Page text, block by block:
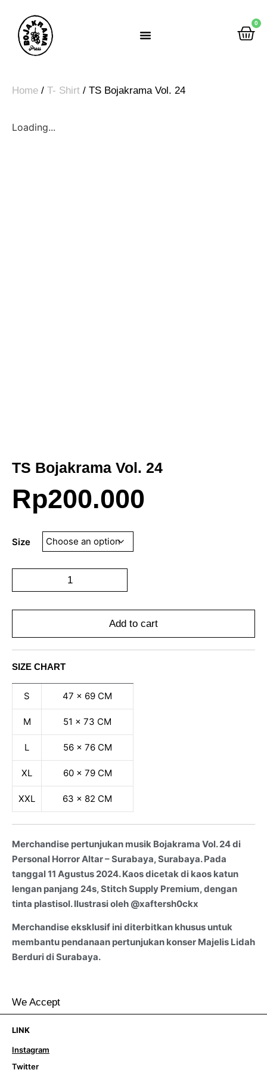
0
Home / T- Shirt / TS Bojakrama Vol. 24
Loading...
TS Bojakrama Vol. 24
Rp200.000
Size
Add to cart
SIZE CHART
S 47 x 69 CM
M 51 x 73 CM
L 56 x 76 CM
XL 60 x 79 CM
XXL 63 x 82 CM
Merchandise pertunjukan musik Bojakrama Vol. 24 di
Personal Horror Altar – Surabaya, Surabaya. Pada
tanggal 11 Agustus 2024. Kaos dicetak di kaos katun
lengan panjang 24s, Stitch Supply Premium, dengan
tinta plastisol. Ilustrasi oleh @xaftersh0ckx
Merchandise eksklusif ini diterbitkan khusus untuk
membantu pendanaan pertunjukan konser Majelis Lidah
Berduri di Surabaya.
We Accept
LINK
Instagram
Twitter